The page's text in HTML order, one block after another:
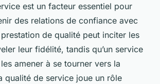
est un facteur essentiel pour
des relations de confiance avec
de qualité peut inciter les
leur fidélité, tandis qu’un service
amener à se tourner vers la
qualité de service joue un rôle